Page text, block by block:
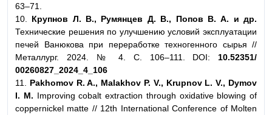
63–71.
10. Крупнов Л. В., Румянцев Д. В., Попов В. А. и др.
Технические решения по улучшению условий эксплуатации
печей Ванюкова при переработке техногенного сырья //
Металлург. 2024. № 4. С. 106–111. DOI: 10.52351/
00260827_2024_4_106
11.
Pakhomov R. A., Malakhov P. V., Krupnov L. V., Dymov
I. M. Improving cobalt extraction through oxidative blowing of
coppernickel matte // 12th International Conference of Molten